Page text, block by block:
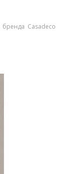
бренда Casadeco